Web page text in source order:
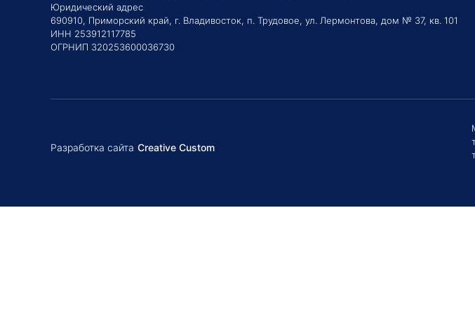
Юридический адрес
690910, Приморский край, г. Владивосток, п. Трудовое, ул. Лермонтова, дом № 37, кв. 101
ИНН 253912117785
ОГРНИП 320253600036730
Разработка сайта Creative Custom